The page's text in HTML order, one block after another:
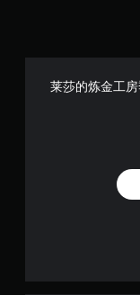
莱莎的炼金工